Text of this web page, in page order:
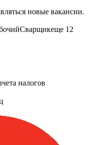
новые вакансии.
Сварщикеще 12
налогов